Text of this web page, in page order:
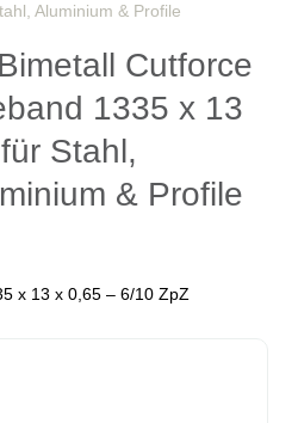
Aluminium & Profile
Cutforce
1335 x 13
Stahl,
& Profile
x 13 x 0,65 – 6/10 ZpZ